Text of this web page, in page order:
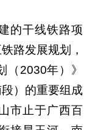
的干线铁路项
路发展规划，
（2030年）》
）的重要组成
市止于广西百